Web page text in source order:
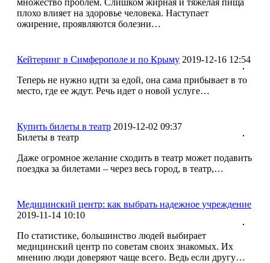
плохо влияет на здоровье человека. Наступает
ожирение, проявляются болезни…
Кейтеринг в Симферополе и по Крыму 2019-12-16 12:54
Теперь не нужно идти за едой, она сама прибывает в то
место, где ее ждут. Речь идет о новой услуге…
Купить билеты в театр 2019-12-02 09:37
Билеты в театр
Даже огромное желание сходить в театр может подавить
поездка за билетами – через весь город, в театр,…
Медицинский центр: как выбрать надежное учреждение
2019-11-14 10:10
По статистике, большинство людей выбирает
медицинский центр по советам своих знакомых. Их
мнению люди доверяют чаще всего. Ведь если другу…